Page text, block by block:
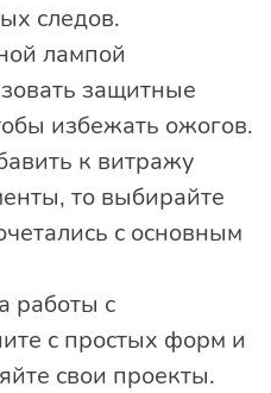
следов.
лампой
защитные
избежать ожогов.
к витражу
то выбирайте
с основным
работы с
с простых форм и
свои проекты.